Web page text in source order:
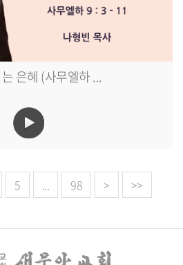
은혜 (사무엘하 ...
5 ... 98 > >>